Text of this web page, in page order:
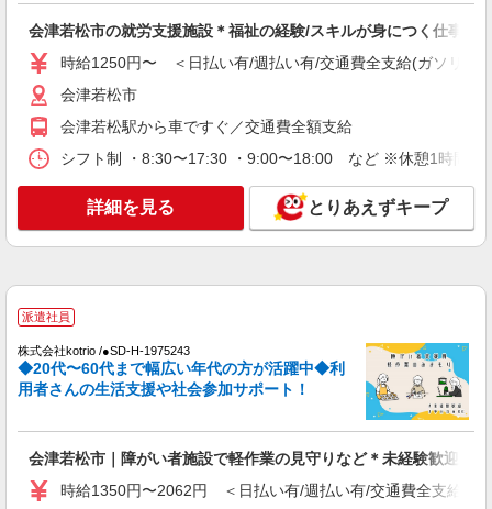
作業補助など
時給1450円〜2062円 ＜日払い有/週払い有/交
キープ 詳細を見る
株式会社kotrio /●SD-H-1975206
会津若松市 その他多数
詳細を見る
派遣社員
会津若松市＊20代〜50代の子育て世代活躍
会津若松市の就労支援施設＊福祉の経験/スキルが身につく仕事♪
時給1250円〜 ＜日払い有/週払い有/交通費全支給(ガソリン
会津若松市
会津若松駅から車ですぐ／交通費全額支給
シフト制 ・8:30〜17:30 ・9:00〜18:00 など ※休憩1時間
詳細を見る とりあえずキープ
派遣社員
株式会社kotrio /●SD-H-1975243
◆20代〜60代まで幅広い年代の方が活躍中◆利
用者さんの生活支援や社会参加サポート！
会津若松市｜障がい者施設で軽作業の見守りなど＊未経験歓迎！
時給1350円〜2062円 ＜日払い有/週払い有/交通費全支給(ガ